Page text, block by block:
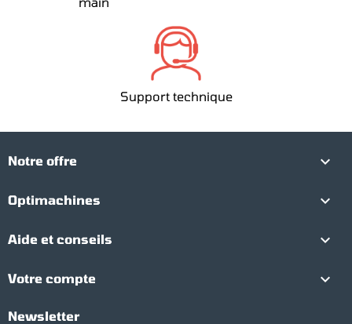
Support technique
Notre offre 
Optimachines 
Aide et conseils 
Votre compte 
Newsletter